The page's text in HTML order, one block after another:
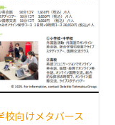
向けメタバース